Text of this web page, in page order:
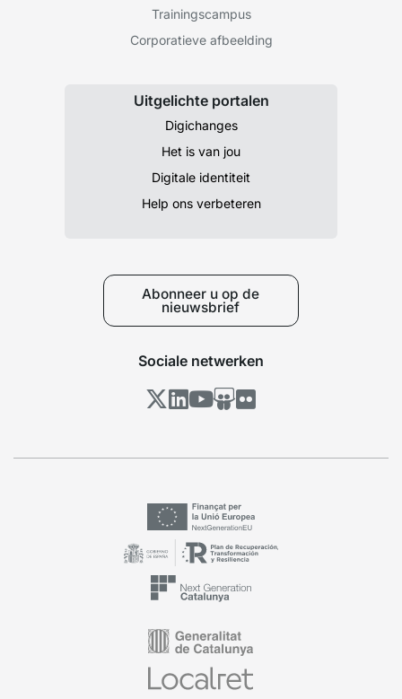
Trainingscampus
Corporatieve afbeelding
Uitgelichte portalen
Digichanges
Het is van jou
Digitale identiteit
Help ons verbeteren
Abonneer u op de
nieuwsbrief
Sociale netwerken